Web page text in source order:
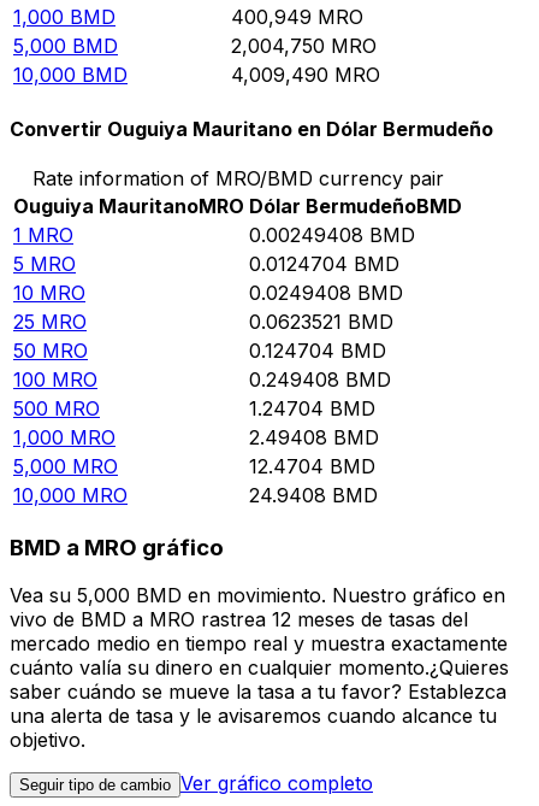
1,000 BMD 400,949 MRO
5,000 BMD 2,004,750 MRO
10,000 BMD 4,009,490 MRO
Convertir Ouguiya Mauritano en Dólar Bermudeño
Rate information of MRO/BMD currency pair
Ouguiya MauritanoMRO Dólar BermudeñoBMD
1 MRO 0.00249408 BMD
5 MRO 0.0124704 BMD
10 MRO 0.0249408 BMD
25 MRO 0.0623521 BMD
50 MRO 0.124704 BMD
100 MRO 0.249408 BMD
500 MRO 1.24704 BMD
1,000 MRO 2.49408 BMD
5,000 MRO 12.4704 BMD
10,000 MRO 24.9408 BMD
BMD a MRO gráfico
Vea su 5,000 BMD en movimiento. Nuestro gráfico en
vivo de BMD a MRO rastrea 12 meses de tasas del
mercado medio en tiempo real y muestra exactamente
cuánto valía su dinero en cualquier momento.¿Quieres
saber cuándo se mueve la tasa a tu favor? Establezca
una alerta de tasa y le avisaremos cuando alcance tu
objetivo.
Seguir tipo de cambio Ver gráfico completo